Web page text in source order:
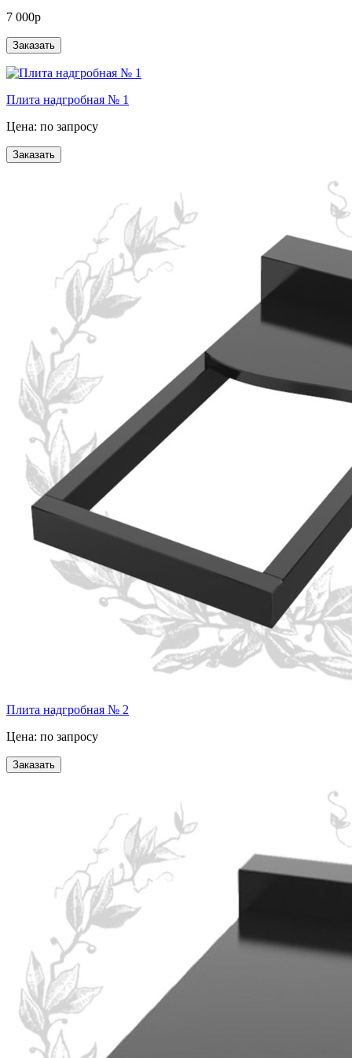
7 000р
Плита надгробная № 1
Цена: по запросу
Плита надгробная № 2
Цена: по запросу